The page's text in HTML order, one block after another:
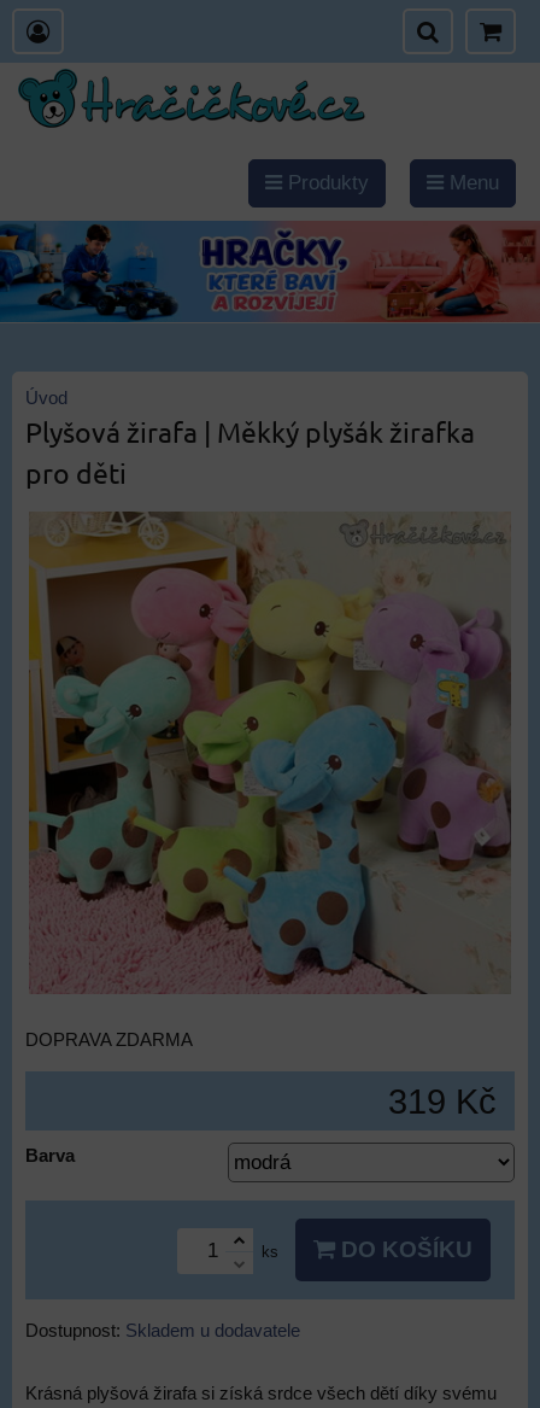
Produkty Menu
Úvod
Plyšová žirafa | Měkký plyšák žirafka
pro děti
DOPRAVA ZDARMA
319 Kč
Barva
ks DO KOŠÍKU
Dostupnost: Skladem u dodavatele
Krásná plyšová žirafa si získá srdce všech dětí díky svému